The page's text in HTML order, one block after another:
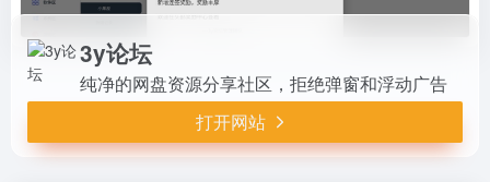
3y论坛
纯净的网盘资源分享社区，拒绝弹窗和浮动广告
打开网站